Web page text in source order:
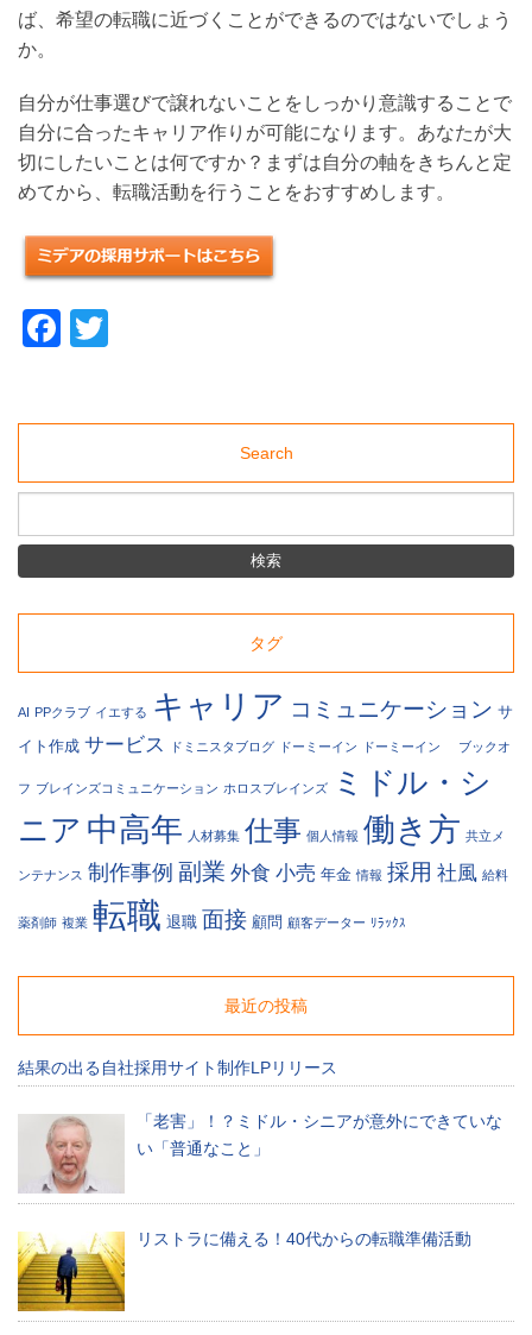
た
用
イ
ト
に
関
す
ト
ピ
ク
ス
ニ
ー
ー
ス
最
新
求
人
報
ア
社
員
日々
な
で
出
会
っ
ば、希望の転職に近づくことができるのではないでしょう
か。
自分が仕事選びで譲れないことをしっかり意識することで
自分に合ったキャリア作りが可能になります。あなたが大
切にしたいことは何ですか？まずは自分の軸をきちんと定
めてから、転職活動を行うことをおすすめします。
Facebook
Search
タグ
AI PPクラブ イエする キャリア コミュニケーション サ
イト作成 サービス ドミニスタブログ ドーミーイン ドーミーイン ブックオ
フ ブレインズコミュニケーション ホロスブレインズ
ミドル・シ
ニア 中高年 人材募集 仕事 個人情報 働き方 共立メ
ンテナンス 制作事例 副業 外食 小売 年金 情報 採用 社風 給料
薬剤師 複業 転職 退職 面接 顧問 顧客データー ﾘﾗｯｸｽ
最近の投稿
結果の出る自社採用サイト制作LPリリース
「老害」！？ミドル・シニアが意外にできていな
い「普通なこと」
リストラに備える！40代からの転職準備活動